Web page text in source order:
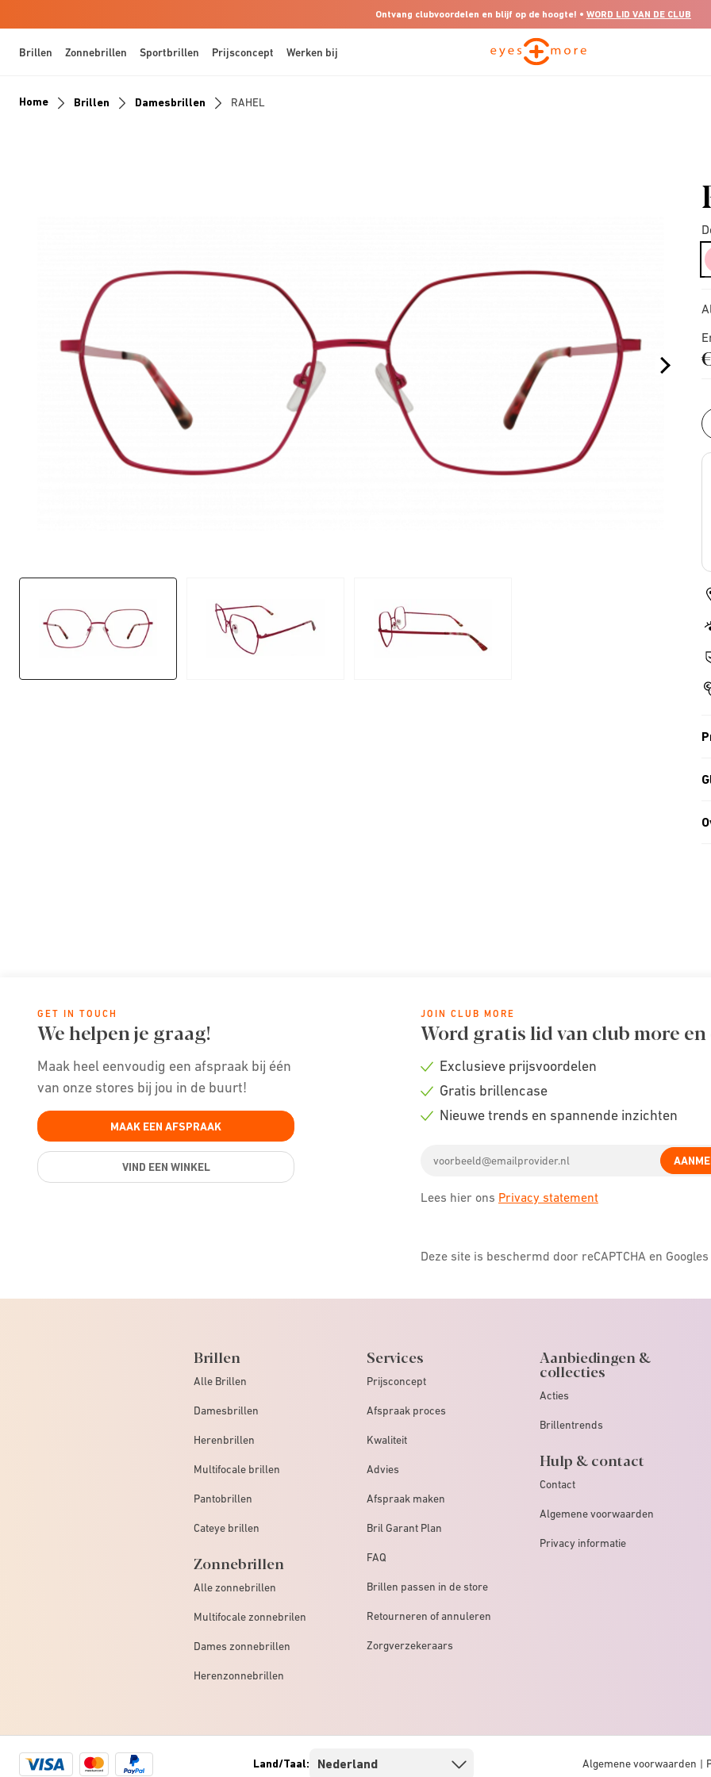
Ontvang clubvoordelen en blijf op de hoogte! • WORD LID VAN DE CLUB
Brillen Zonnebrillen Sportbrillen Prijsconcept Werken bij
Home Brillen Damesbrillen RAHEL
GET IN TOUCH
We helpen je graag!
Maak heel eenvoudig een afspraak bij één
van onze stores bij jou in de buurt!
MAAK EEN AFSPRAAK
VIND EEN WINKEL
JOIN CLUB MORE
Word gratis lid van club more
Check
Exclusieve prijsvoordelen
Check
Gratis brillencase
Nieuwe trends en spannende inzichten
address
Lees hier ons Privacy statement
Deze site is beschermd door reCAPTCHA en Googles
Brillen
Alle Brillen
Damesbrillen
Herenbrillen
Multifocale brillen
Pantobrillen
Cateye brillen
Zonnebrillen
Alle zonnebrillen
Multifocale zonnebrilen
Dames zonnebrillen
Herenzonnebrillen
Services
Prijsconcept
Afspraak proces
Kwaliteit
Advies
Afspraak maken
Bril Garant Plan
FAQ
Brillen passen in de store
Retourneren of annuleren
Zorgverzekeraars
Aanbiedingen &
collecties
Acties
Brillentrends
Hulp & contact
Contact
Algemene voorwaarden
Privacy informatie
Visa
Mastercard
Paypal Land/Taal: Algemene voorwaarden